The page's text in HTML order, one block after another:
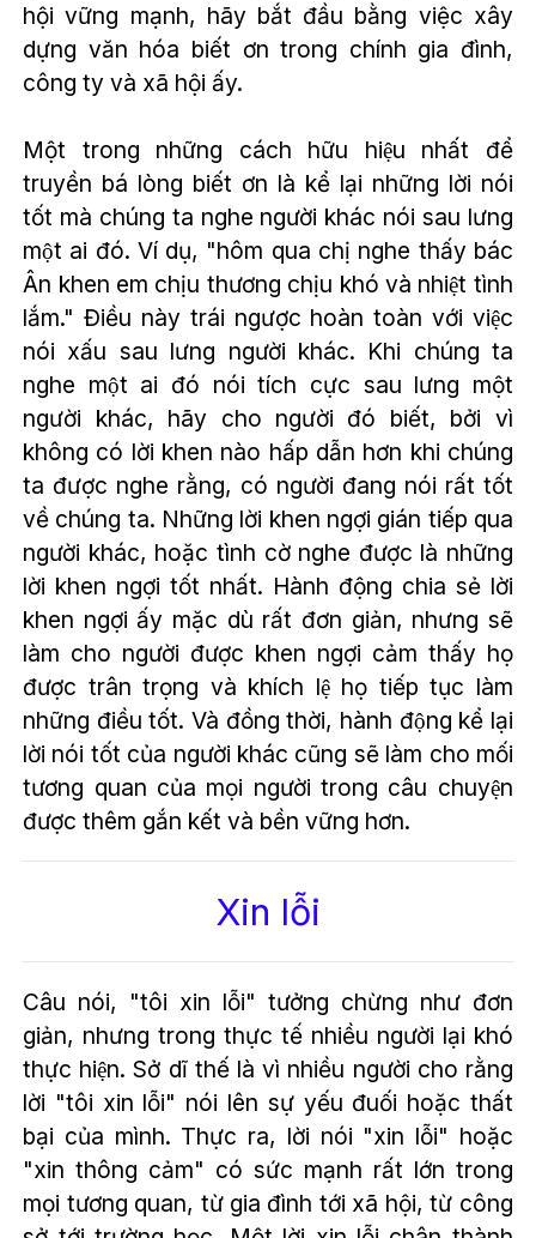
hội vững mạnh, hãy bắt đầu bằng việc xây
dựng văn hóa biết ơn trong chính gia đình,
công ty và xã hội ấy.
Một trong những cách hữu hiệu nhất để
truyền bá lòng biết ơn là kể lại những lời nói
tốt mà chúng ta nghe người khác nói sau lưng
một ai đó. Ví dụ, "hôm qua chị nghe thấy bác
Ân khen em chịu thương chịu khó và nhiệt tình
lắm." Điều này trái ngược hoàn toàn với việc
nói xấu sau lưng người khác. Khi chúng ta
nghe một ai đó nói tích cực sau lưng một
người khác, hãy cho người đó biết, bởi vì
không có lời khen nào hấp dẫn hơn khi chúng
ta được nghe rằng, có người đang nói rất tốt
về chúng ta. Những lời khen ngợi gián tiếp qua
người khác, hoặc tình cờ nghe được là những
lời khen ngợi tốt nhất. Hành động chia sẻ lời
khen ngợi ấy mặc dù rất đơn giản, nhưng sẽ
làm cho người được khen ngợi cảm thấy họ
được trân trọng và khích lệ họ tiếp tục làm
những điều tốt. Và đồng thời, hành động kể lại
lời nói tốt của người khác cũng sẽ làm cho mối
tương quan của mọi người trong câu chuyện
được thêm gắn kết và bền vững hơn.
Xin lỗi
Câu nói, "tôi xin lỗi" tưởng chừng như đơn
giản, nhưng trong thực tế nhiều người lại khó
thực hiện. Sở dĩ thế là vì nhiều người cho rằng
lời "tôi xin lỗi" nói lên sự yếu đuối hoặc thất
bại của mình. Thực ra, lời nói "xin lỗi" hoặc
"xin thông cảm" có sức mạnh rất lớn trong
mọi tương quan, từ gia đình tới xã hội, từ công